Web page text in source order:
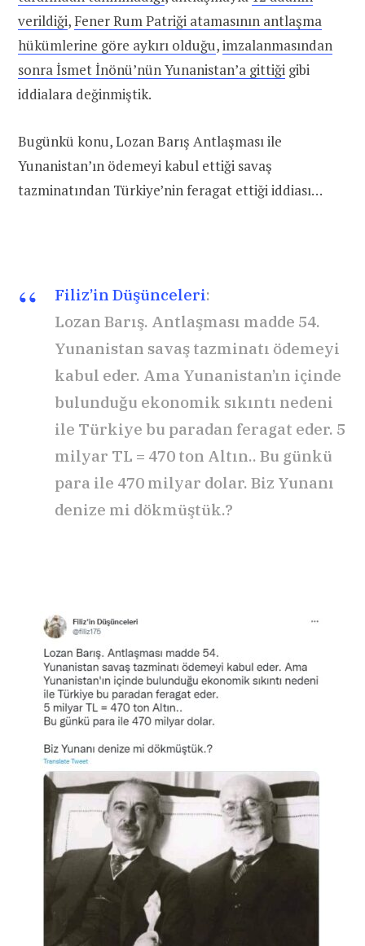
verildiği, Fener Rum Patriği atamasının antlaşma
hükümlerine göre aykırı olduğu,imzalanmasından
sonra İsmet İnönü’nün Yunanistan’a gittiği gibi
iddialara değinmiştik.
Bugünkü konu, Lozan Barış Antlaşması ile
Yunanistan’ın ödemeyi kabul ettiği savaş
tazminatından Türkiye’nin feragat ettiği iddiası…
Filiz’in Düşünceleri:
Lozan Barış. Antlaşması madde 54.
Yunanistan savaş tazminatı ödemeyi
kabul eder. Ama Yunanistan’ın içinde
bulunduğu ekonomik sıkıntı nedeni
ile Türkiye bu paradan feragat eder. 5
milyar TL = 470 ton Altın.. Bu günkü
para ile 470 milyar dolar. Biz Yunanı
denize mi dökmüştük.?